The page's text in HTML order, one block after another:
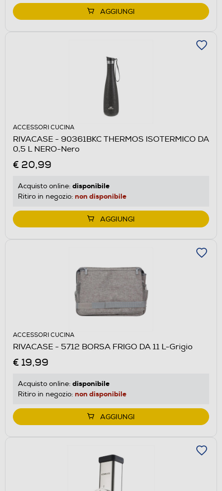
AGGIUNGI
ACCESSORI CUCINA
RIVACASE - 90361BKC THERMOS ISOTERMICO DA
0,5 L NERO-Nero
€ 20,99
Acquisto online: disponibile
Ritiro in negozio: non disponibile
AGGIUNGI
ACCESSORI CUCINA
RIVACASE - 5712 BORSA FRIGO DA 11 L-Grigio
€ 19,99
Acquisto online: disponibile
Ritiro in negozio: non disponibile
AGGIUNGI